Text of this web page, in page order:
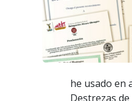
he usado en
Destrezas